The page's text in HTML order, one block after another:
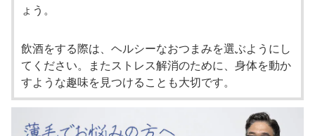
ょう。
飲酒をする際は、ヘルシーなおつまみを選ぶようにし
てください。またストレス解消のために、身体を動か
すような趣味を見つけることも大切です。